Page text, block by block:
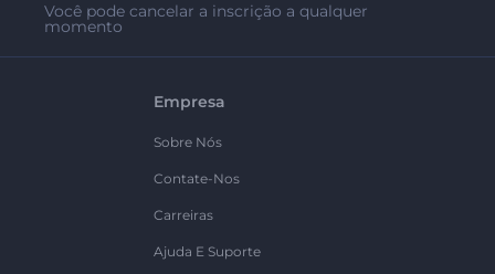
Você pode cancelar a inscrição a qualquer
momento
Empresa
Sobre Nós
Contate-Nos
Carreiras
Ajuda E Suporte